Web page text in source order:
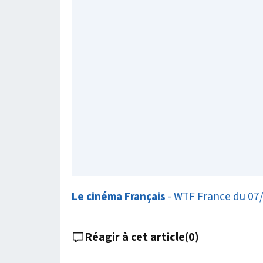
Le cinéma Français - WTF France du
Réagir à cet article(0)